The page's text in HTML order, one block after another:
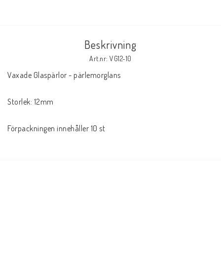
Beskrivning
Art.nr: VG12-10
Vaxade Glaspärlor - pärlemorglans
Storlek: 12mm
Förpackningen innehåller 10 st